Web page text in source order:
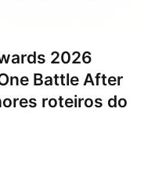
2026
Battle After
roteiros do